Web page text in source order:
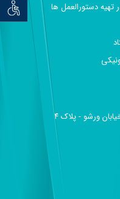
توان
تهیه دستورالعمل ها
ورشو - پلاک ۴